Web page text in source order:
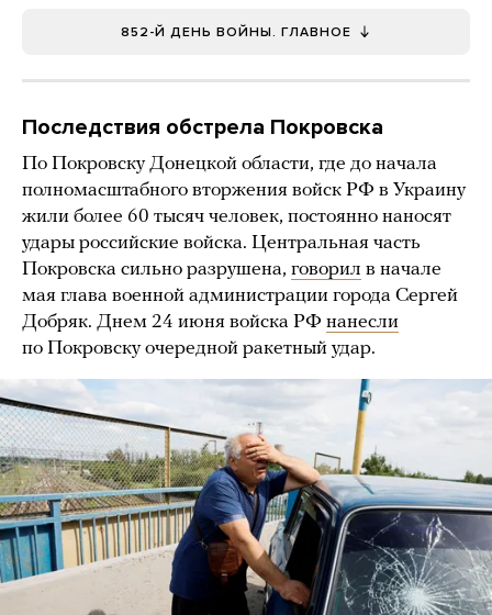
852-Й ДЕНЬ ВОЙНЫ. ГЛАВНОЕ
Последствия обстрела Покровска
По Покровску Донецкой области, где до начала
полномасштабного вторжения войск РФ в Украину
жили более 60 тысяч человек, постоянно наносят
удары российские войска. Центральная часть
Покровска сильно разрушена, говорил в начале
мая глава военной администрации города Сергей
Добряк. Днем 24 июня войска РФ нанесли
по Покровску очередной ракетный удар.